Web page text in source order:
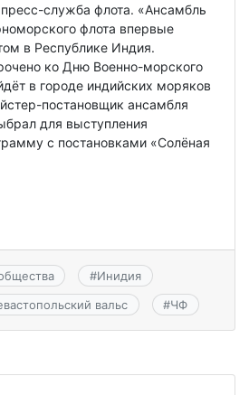
служба флота. «Ансамбль
флота впервые
в Республике Индия.
ко Дню Военно-морского
в городе индийских моряков
постановщик ансамбля
для выступления
с постановками «Солёная
#Инидия
вальс #ЧФ